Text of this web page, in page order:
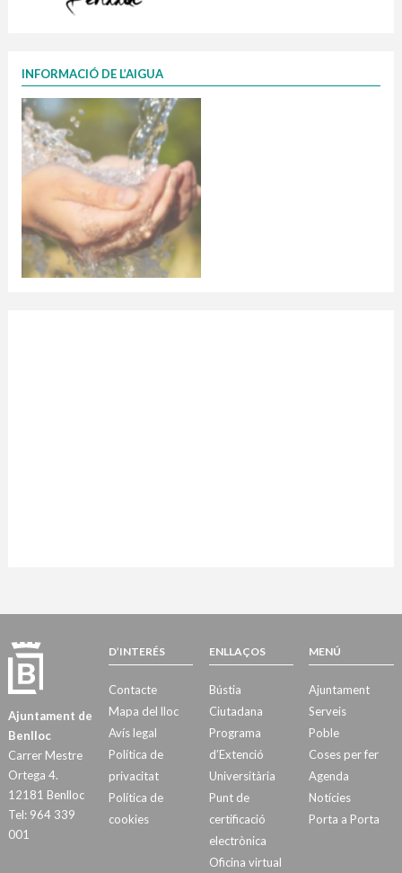
INFORMACIÓ DE L’AIGUA
Ajuntament de
Benlloc
Carrer Mestre
Ortega 4.
12181 Benlloc
Tel: 964 339
001
D’INTERÉS
Contacte
Mapa del lloc
Avís legal
Política de
privacitat
Política de
cookies
ENLLAÇOS
Bústia
Ciutadana
Programa
d’Extenció
Universitària
Punt de
certificació
electrònica
Oficina virtual
MENÚ
Ajuntament
Serveis
Poble
Coses per fer
Agenda
Notícies
Porta a Porta